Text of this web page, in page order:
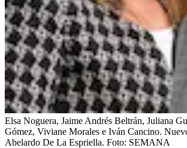
Elsa Noguera, Jaime Andrés Beltrán, Juliana
Gómez, Viviane Morales e Iván Cancino.
Abelardo De La Espriella. Foto: SEMANA